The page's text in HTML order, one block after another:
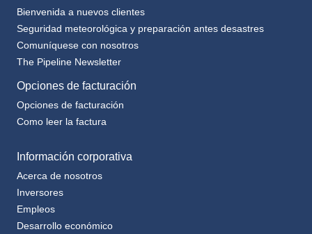
Bienvenida a nuevos clientes
Seguridad meteorológica y preparación antes desastres
Comuníquese con nosotros
The Pipeline Newsletter
Opciones de facturación
Opciones de facturación
Como leer la factura
Información corporativa
Acerca de nosotros
Inversores
Empleos
Desarrollo económico